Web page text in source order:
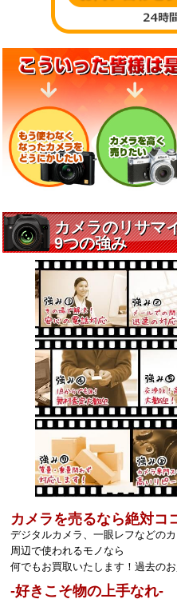
カメラを売るなら絶対コ
デジタルカメラ、一眼レフなどの
周辺で使われるモノなら
何でもお買取いたします！過去の
‐好きこそ物の上手なれ‐